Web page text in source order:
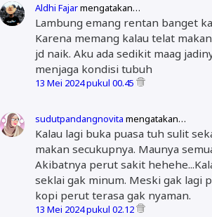
Aldhi Fajarmengatakan…
Lambung emang rentan banget
Karena memang kalau telat
jd naik. Aku ada sedikit maag
menjaga kondisi tubuh
13 Mei 2024 pukul 00.45
sudutpandangnovita mengatakan…
Kalau lagi buka puasa tuh sulit
makan secukupnya. Maunya
Akibatnya perut sakit
seklai gak minum. Meski gak lagi
kopi perut terasa gak nyaman.
13 Mei 2024 pukul 02.12